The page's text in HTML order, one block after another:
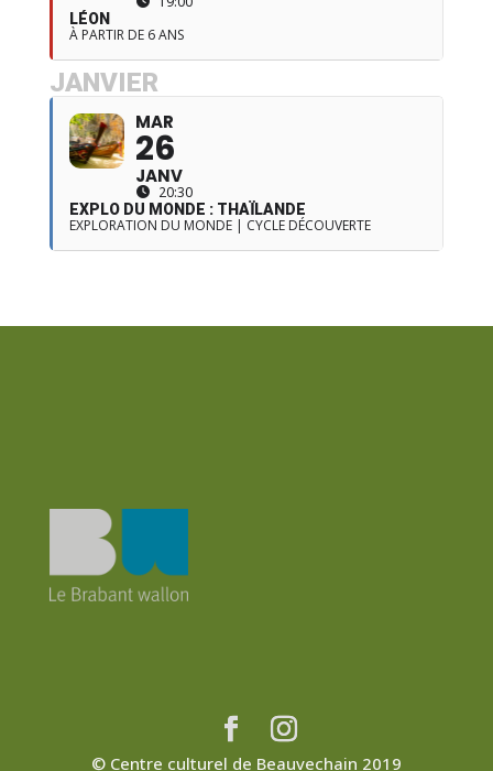
LÉON
À PARTIR DE 6 ANS
JANVIER
MAR
26
JANV
20:30
EXPLO DU MONDE : THAÏLANDE
EXPLORATION DU MONDE | CYCLE DÉCOUVERTE
© Centre culturel de Beauvechain 2019